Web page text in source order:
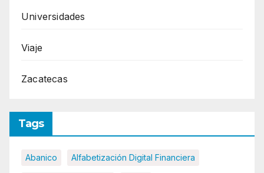
Universidades
Viaje
Zacatecas
Tags
Abanico Alfabetización Digital Financiera